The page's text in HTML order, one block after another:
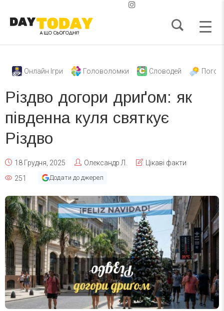
Онлайн Ігри Головоломки Словодей
Різдво догори дриґом: як
південна куля святкує
Різдво
18 Грудня, 2025 Олександр Л.
Цікаві факти
251
Додати до джерел